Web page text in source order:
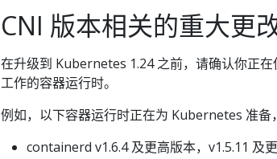
CNI 版本相关的重大更
在升级到 Kubernetes 1.24 之前，请确认你正
工作的容器运行时。
例如，以下容器运行时正在为 Kubernetes 准备
containerd v1.6.4 及更高版本，v1.5.11 及